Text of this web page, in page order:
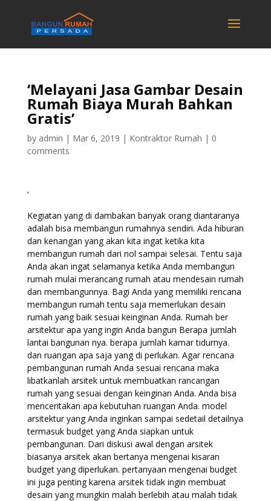
‘Melayani Jasa Gambar Desain
Rumah Biaya Murah Bahkan
Gratis’
by admin | Mar 6, 2019 | Kontraktor Rumah | 0
comments
‘
Kegiatan yang di dambakan banyak orang diantaranya
adalah bisa membangun rumahnya sendiri. Ada hiburan
dan kenangan yang akan kita ingat ketika kita
membangun rumah dari nol sampai selesai. Tentu saja
Anda akan ingat selamanya ketika Anda membangun
rumah mulai merancang rumah atau mendesain rumah
dan membangunnya. Bagi Anda yang memiliki rencana
membangun rumah tentu saja memerlukan desain
rumah yang baik sesuai keinginan Anda. Rumah ber
arsitektur apa yang ingin Anda bangun Berapa jumlah
lantai bangunan nya. berapa jumlah kamar tidurnya.
dan ruangan apa saja yang di perlukan. Agar rencana
pembangunan rumah Anda sesuai rencana maka
libatkanlah arsitek untuk membuatkan rancangan
rumah yang sesuai dengan keinginan Anda. Anda bisa
menceritakan apa kebutuhan ruangan Anda. model
arsitektur yang Anda inginkan sampai sedetail detailnya
termasuk budget yang Anda siapkan untuk
pembangunan. Dari diskusi awal dengan arsitek
biasanya arsitek akan bertanya mengenai kisaran
budget yang diperlukan. pertanyaan mengenai budget
ini juga penting karena arsitek tidak ingin membuat
desain yang mungkin malah berlebih atau malah tidak